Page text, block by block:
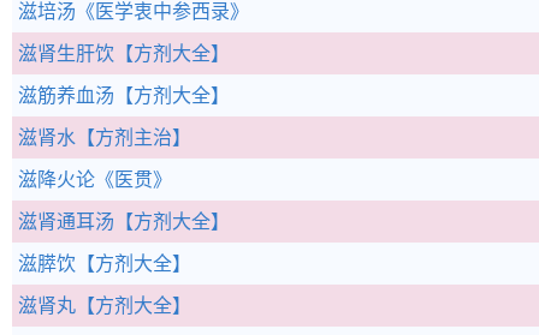
滋培汤 《医学衷中参西录》
滋肾生肝饮 【方剂大全】
滋筋养血汤 【方剂大全】
滋肾水 【方剂主治】
滋降火论 《医贯》
滋肾通耳汤 【方剂大全】
滋膵饮 【方剂大全】
滋肾丸 【方剂大全】